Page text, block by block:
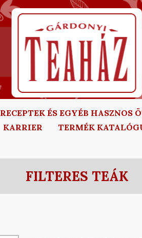
RECEPTEK ÉS EGYÉB HASZNOS
KARRIER
TERMÉK
FILTERES TEÁK